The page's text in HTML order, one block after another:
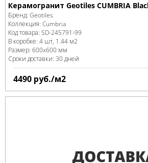
Керамогранит Geotiles CUMBRIA
Бренд: Geotiles
Коллекция: Cumbria
Код товара: SD-245791-99
В коробке: 4 шт, 1.44 м2
Размер: 600x600 мм
Сроки доставки: 30 дней
4490 руб./м2